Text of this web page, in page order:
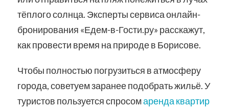
тёплого солнца. Эксперты сервиса онлайн-
бронирования «Едем-в-Гости.ру» расскажут,
как провести время на природе в Борисове.
Чтобы полностью погрузиться в атмосферу
города, советуем заранее подобрать жильё. У
туристов пользуется спросомаренда квартир